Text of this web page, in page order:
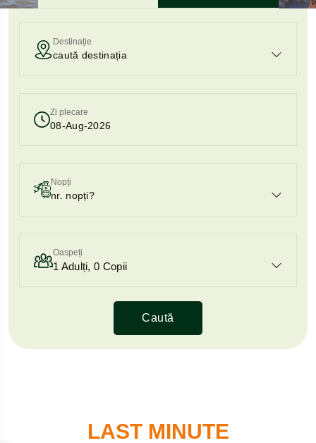
Destinație
Zi plecare
Nopți
Oaspeți
1 Adulți,0 Copii
Caută
LAST MINUTE